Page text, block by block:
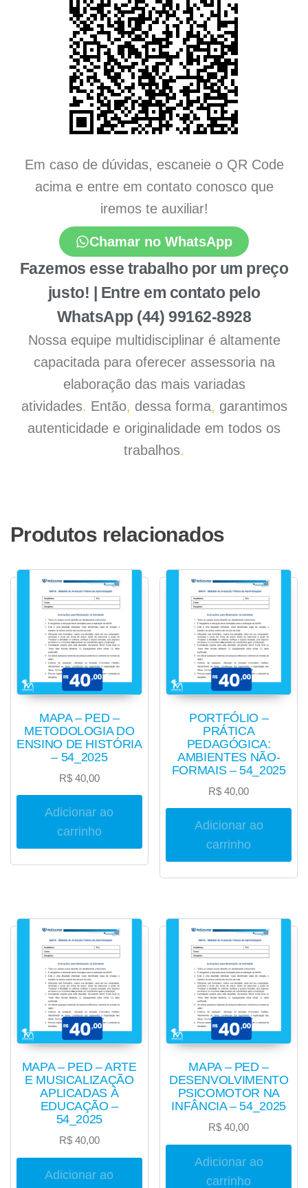
Em caso de dúvidas, escaneie o QR Code
acima e entre em contato conosco que
iremos te auxiliar!
Chamar no WhatsApp
Fazemos esse trabalho por um preço
justo! | Entre em contato pelo
WhatsApp (44) 99162-8928
Nossa equipe multidisciplinar é altamente
capacitada para oferecer assessoria na
elaboração das mais variadas
atividades. Então, dessa forma, garantimos
autenticidade e originalidade em todos os
trabalhos.
Produtos relacionados
MAPA – PED –
METODOLOGIA DO
ENSINO DE HISTÓRIA
– 54_2025
R$40,00
Adicionar ao
carrinho
PORTFÓLIO –
PRÁTICA
PEDAGÓGICA:
AMBIENTES NÃO-
FORMAIS – 54_2025
R$ 40,00
Adicionar ao
carrinho
MAPA – PED – ARTE
E MUSICALIZAÇÃO
APLICADAS À
EDUCAÇÃO –
54_2025
R$40,00
Adicionar ao
MAPA – PED –
DESENVOLVIMENTO
PSICOMOTOR NA
INFÂNCIA – 54_2025
R$ 40,00
Adicionar ao
carrinho